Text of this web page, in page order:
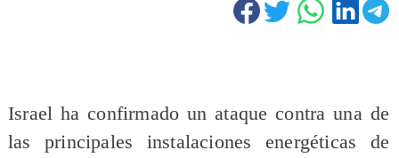
Israel ha confirmado un ataque contra una de
las principales instalaciones energéticas de